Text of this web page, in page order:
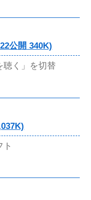
公開 340K)
聴く」を切替